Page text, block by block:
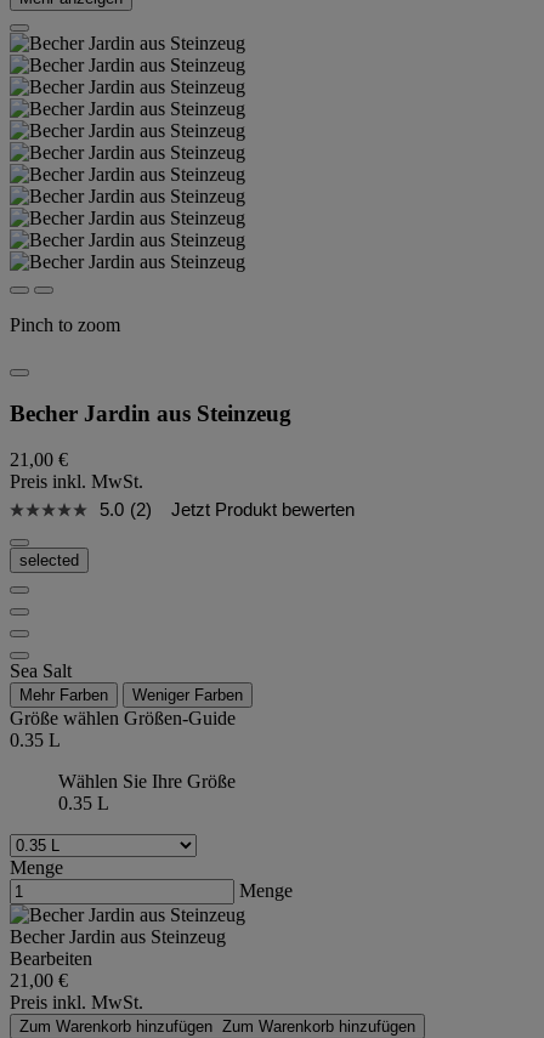
Pinch to zoom
Becher Jardin aus Steinzeug
21,00 €
Preis inkl. MwSt.
5.0 (2) Jetzt Produkt bewerten
selected
Sea Salt
Mehr Farben Weniger Farben
Größe wählen Größen-Guide
0.35 L
Wählen Sie Ihre Größe
0.35 L
Menge
Menge
Becher Jardin aus Steinzeug
Bearbeiten
21,00 €
Preis inkl. MwSt.
Zum Warenkorb hinzufügen Zum Warenkorb hinzufügen